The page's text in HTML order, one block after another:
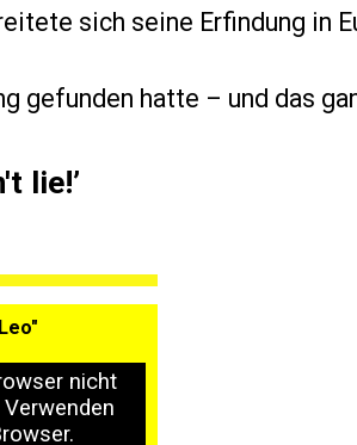
sich seine Erfindung in
gefunden hatte – und das
lie!’
nicht